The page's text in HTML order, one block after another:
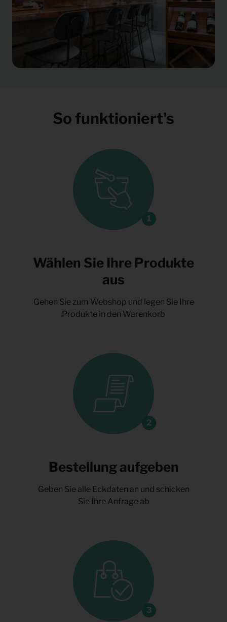
So funktioniert's
Wählen Sie Ihre Produkte
aus
Gehen Sie zum Webshop und legen Sie Ihre
Produkte in den Warenkorb
Bestellung aufgeben
Geben Sie alle Eckdaten an und schicken
Sie Ihre Anfrage ab